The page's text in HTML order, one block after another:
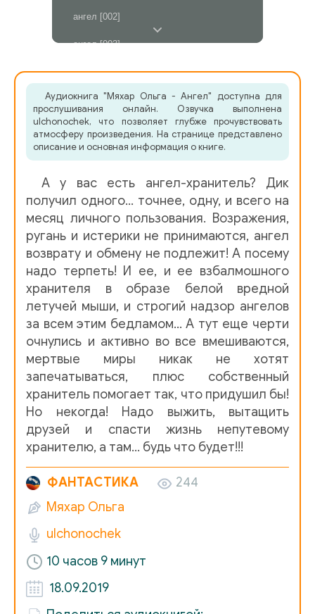
ангел [002]
ангел [003]
ангел [004]
ангел [005]
ангел [006]
ангел [008]
ангел [009]
ангел [010]
ангел [011]
ангел [012]
ангел [013]
ангел [014]
ангел [015]
ангел [016]
ангел [017]
ангел [018]
ангел [019]
ангел [020]
ангел [021]
ангел [022]
ангел [023]
Аудиокнига "Мяхар Ольга - Ангел" доступна для
прослушивания онлайн. Озвучка выполнена
ulchonochek, что позволяет глубже прочувствовать
атмосферу произведения. На странице представлено
описание и основная информация о книге.
А у вас есть ангел-хранитель? Дик
получил одного… точнее, одну, и всего на
месяц личного пользования. Возражения,
ругань и истерики не принимаются, ангел
возврату и обмену не подлежит! А посему
надо терпеть! И ее, и ее взбалмошного
хранителя в образе белой вредной
летучей мыши, и строгий надзор ангелов
за всем этим бедламом… А тут еще черти
очнулись и активно во все вмешиваются,
мертвые миры никак не хотят
запечатываться, плюс собственный
хранитель помогает так, что придушил бы!
Но некогда! Надо выжить, вытащить
друзей и спасти жизнь непутевому
хранителю, а там… будь что будет!!!
ФАНТАСТИКА
244
Мяхар Ольга
ulchonochek
10 часов 9 минут
18.09.2019